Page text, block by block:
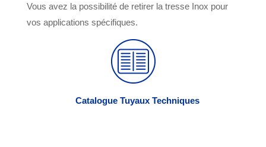
Vous avez la possibilité de retirer la tresse Inox pour
vos applications spécifiques.
Catalogue Tuyaux Techniques